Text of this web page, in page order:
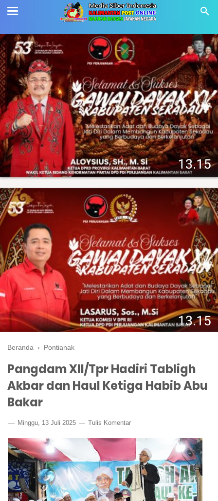
Beranda › Pontianak
Pangdam XII/Tpr Hadiri Tabligh
Akbar dan Haul Ketiga Habib Abu
Bakar
Minggu, 13 Juli 2025 Tulis Komentar